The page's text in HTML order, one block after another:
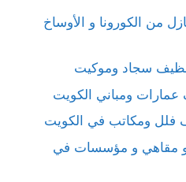
من الكورونا و الأوساخ
سجاد وموكيت
ومباني الكويت
ومكاتب في الكويت
و مقاهي و مؤسسات في